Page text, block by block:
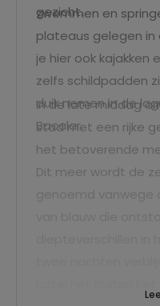
gezicht.
zwemmen en
plateaus gelegen
je hier ook kajakken
zelfs schildpadden
duik nemen in de
Bacalar.
In de late middag
stad met een rijke
het betoverende
Dit meer wordt de
genoemd vanwege